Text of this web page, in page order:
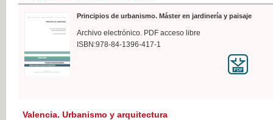
Principios de urbanismo. Máster en jardinería y paisaje
Archivo electrónico. PDF acceso libre
ISBN:978-84-1396-417-1
Valencia. Urbanismo y arquitectura